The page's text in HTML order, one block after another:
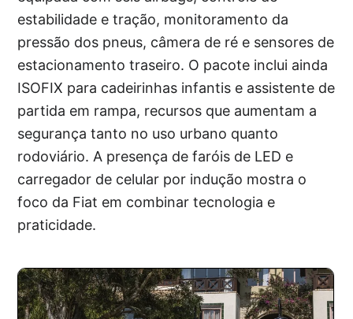
estabilidade e tração, monitoramento da
pressão dos pneus, câmera de ré e sensores de
estacionamento traseiro. O pacote inclui ainda
ISOFIX para cadeirinhas infantis e assistente de
partida em rampa, recursos que aumentam a
segurança tanto no uso urbano quanto
rodoviário. A presença de faróis de LED e
carregador de celular por indução mostra o
foco da Fiat em combinar tecnologia e
praticidade.